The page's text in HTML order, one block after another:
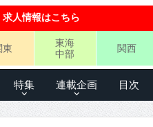
求人情報はこちら
東
東海
中部
関西
特集 連載企画 目次